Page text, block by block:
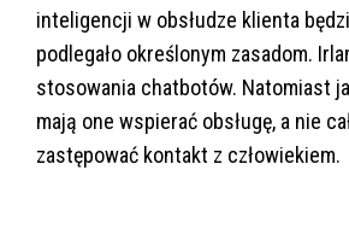
inteligencji w obsłudze klienta
podlegało określonym zasadom.
stosowania chatbotów. Natomiast
mają one wspierać obsługę, a nie
zastępować kontakt z człowiekiem.